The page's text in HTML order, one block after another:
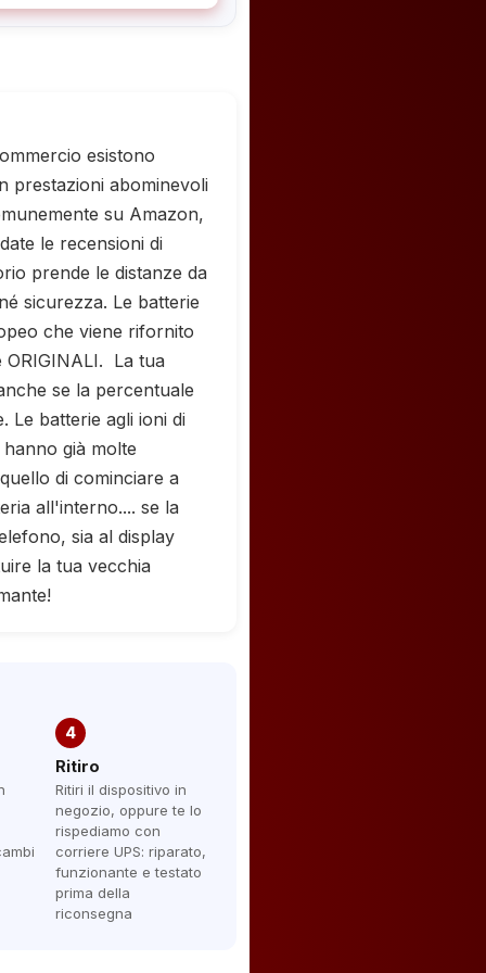
esistono
prestazioni abominevoli
su Amazon,
le recensioni di
prende le distanze da
sicurezza. Le batterie
che viene rifornito
ORIGINALI. La tua
se la percentuale
Le batterie agli ioni di
già molte
di cominciare a
all'interno.... se la
sia al display
la tua vecchia
4
Ritiro
Ritiri il dispositivo in
negozio, oppure te lo
rispediamo con
corriere UPS: riparato,
funzionante e testato
prima della
riconsegna